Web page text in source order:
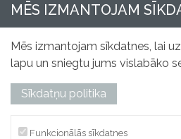
MĒS IZMANTOJAM
Mēs izmantojam sīkdatnes, lai
lapu un sniegtu jums vislabāko
Sīkdatņu politika
Funkcionālās sīkdatnes